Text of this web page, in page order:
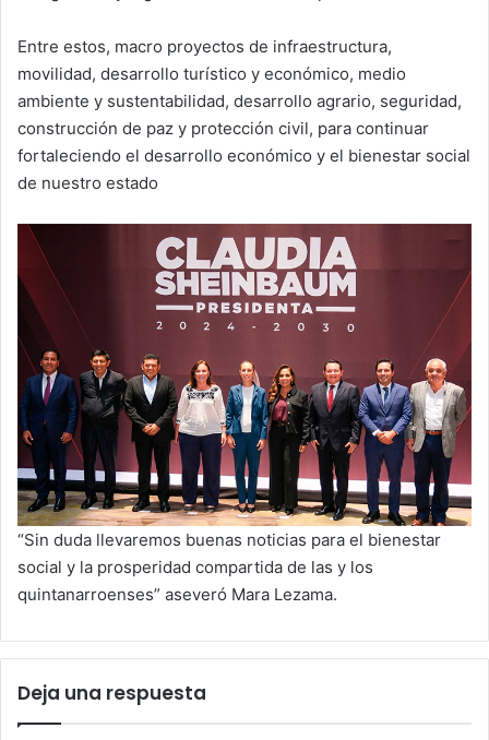
Entre estos, macro proyectos de infraestructura,
movilidad, desarrollo turístico y económico, medio
ambiente y sustentabilidad, desarrollo agrario, seguridad,
construcción de paz y protección civil, para continuar
fortaleciendo el desarrollo económico y el bienestar social
de nuestro estado
“Sin duda llevaremos buenas noticias para el bienestar
social y la prosperidad compartida de las y los
quintanarroenses” aseveró Mara Lezama.
Deja una respuesta